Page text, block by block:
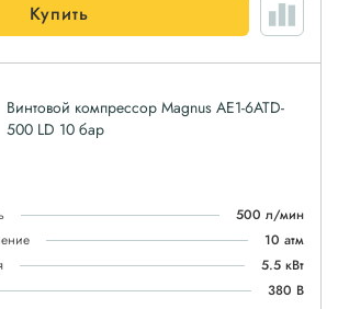
Купить
Винтовой компрессор Magnus АЕ1-6ATD-
500 LD 10 бар
500 л/мин
10 атм
5.5 кВт
380 В